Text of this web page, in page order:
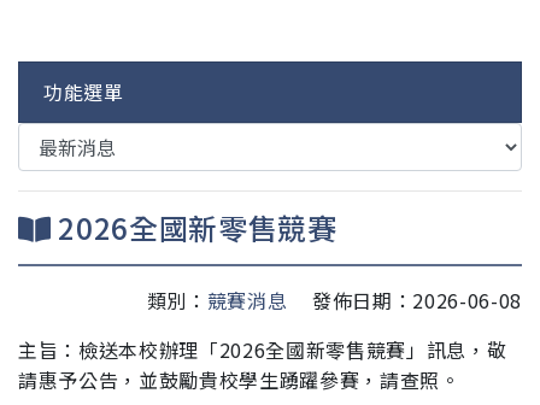
功能選單
2026全國新零售競賽
類別： 競賽消息
發佈日期：2026-06-08
主旨：檢送本校辦理「2026全國新零售競賽」訊息，敬
請惠予公告，並鼓勵貴校學生踴躍參賽，請查照。